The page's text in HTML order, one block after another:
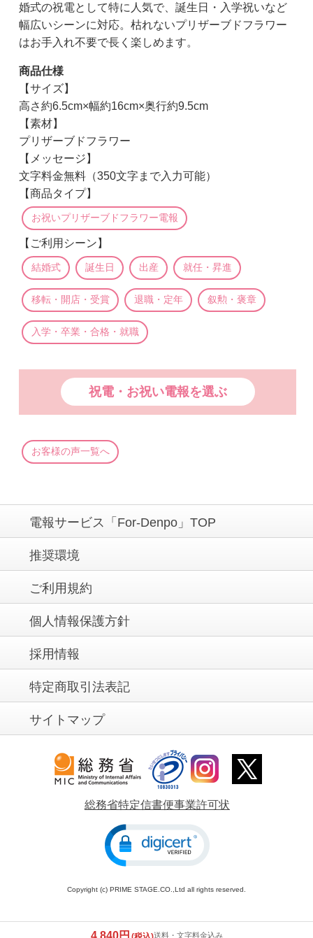
婚式の祝電として特に人気で、誕生日・入学祝いなど
幅広いシーンに対応。枯れないプリザーブドフラワー
はお手入れ不要で長く楽しめます。
商品仕様
【サイズ】
高さ約6.5cm×幅約16cm×奥行約9.5cm
【素材】
プリザーブドフラワー
【メッセージ】
文字料金無料（350文字まで入力可能）
【商品タイプ】
お祝いプリザーブドフラワー電報
【ご利用シーン】
結婚式 誕生日 出産 就任・昇進
移転・開店・受賞 退職・定年 叙勲・褒章
入学・卒業・合格・就職
祝電・お祝い電報を選ぶ
お客様の声一覧へ
電報サービス「For-Denpo」TOP
推奨環境
ご利用規約
個人情報保護方針
採用情報
特定商取引法表記
サイトマップ
総務省特定信書便事業許可状
Copyright (c) PRIME STAGE.CO.,Ltd all rights reserved.
4,840円 送料・文字料金込み